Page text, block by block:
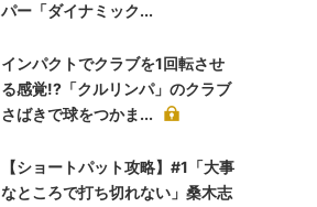
パー「ダイナミック...
インパクトでクラブを1回転させ
る感覚!?「クルリンパ」のクラブ
さばきで球をつかま...
【ショートパット攻略】#1「大事
なところで打ち切れない」桑木志